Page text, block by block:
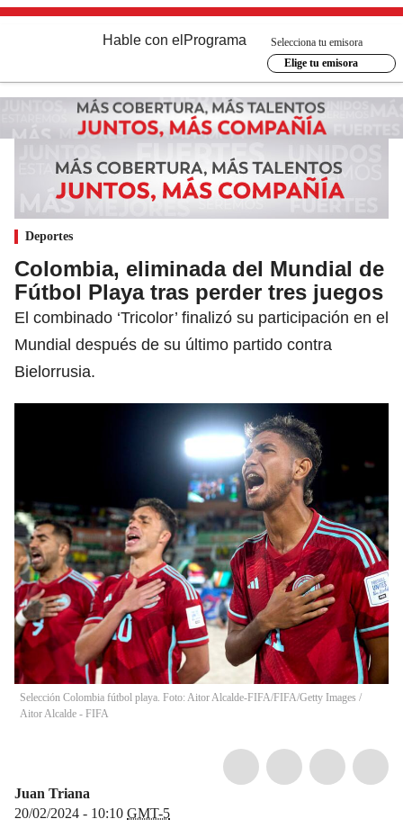
Hable con el Programa
Selecciona tu emisora
Elige tu emisora
Deportes
Colombia, eliminada del Mundial de
Fútbol Playa tras perder tres juegos
El combinado ‘Tricolor’ finalizó su participación en el
Mundial después de su último partido contra
Bielorrusia.
Selección Colombia fútbol playa. Foto: Aitor Alcalde-FIFA/FIFA/Getty Images /
Aitor Alcalde - FIFA
Juan Triana
20/02/2024 - 10:10 GMT-5